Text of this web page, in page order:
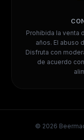
Prohibida la venta
años. El abuso
Disfruta con
de acuerdo
© 2026